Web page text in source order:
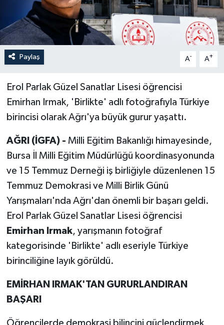
Paylaş A- A+
Erol Parlak Güzel Sanatlar Lisesi öğrencisi
Emirhan Irmak, 'Birlikte' adlı fotoğrafıyla Türkiye
birincisi olarak Ağrı'ya büyük gurur yaşattı.
AĞRI (İGFA) - Milli Eğitim Bakanlığı himayesinde,
Bursa İl Milli Eğitim Müdürlüğü koordinasyonunda
ve 15 Temmuz Derneği iş birliğiyle düzenlenen 15
Temmuz Demokrasi ve Milli Birlik Günü
Yarışmaları'nda Ağrı'dan önemli bir başarı geldi.
Erol Parlak Güzel Sanatlar Lisesi öğrencisi
Emirhan Irmak, yarışmanın fotoğraf
kategorisinde 'Birlikte' adlı eseriyle Türkiye
birinciliğine layık görüldü.
EMİRHAN IRMAK'TAN GURURLANDIRAN
BAŞARI
Öğrencilerde demokrasi bilincini güçlendirmek,